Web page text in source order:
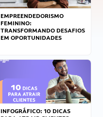
EMPREENDEDORISMO
FEMININO:
TRANSFORMANDO DESAFIOS
EM OPORTUNIDADES
INFOGRÁFICO: 10 DICAS